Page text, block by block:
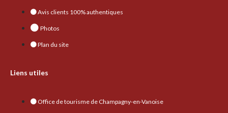
Avis clients 100% authentiques
Photos
Plan du site
Liens utiles
Office de tourisme de Champagny-en-Vanoise